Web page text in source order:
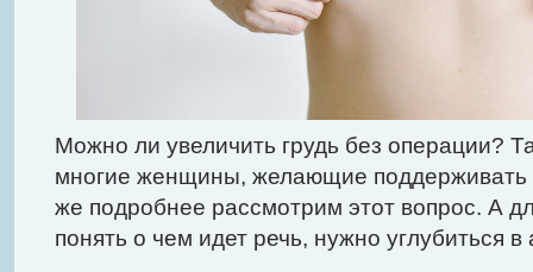
Можно ли увеличить грудь без операции?
многие женщины, желающие
же подробнее рассмотрим этот вопрос. А
понять о чем идет речь, нужно углубиться